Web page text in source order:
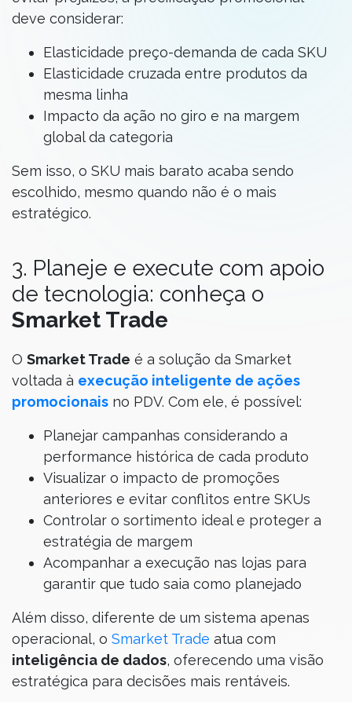
deve considerar:
Elasticidade preço-demanda de cada SKU
Elasticidade cruzada entre produtos da
mesma linha
Impacto da ação no giro e na margem
global da categoria
Sem isso, o SKU mais barato acaba sendo
escolhido, mesmo quando não é o mais
estratégico.
3. Planeje e execute com apoio
de tecnologia: conheça o
Smarket Trade
O Smarket Trade é a solução da Smarket
voltada à execução inteligente de ações
promocionais no PDV. Com ele, é possível:
Planejar campanhas considerando a
performance histórica de cada produto
Visualizar o impacto de promoções
anteriores e evitar conflitos entre SKUs
Controlar o sortimento ideal e proteger a
estratégia de margem
Acompanhar a execução nas lojas para
garantir que tudo saia como planejado
Além disso, diferente de um sistema apenas
operacional, o Smarket Trade atua com
inteligência de dados, oferecendo uma visão
estratégica para decisões mais rentáveis.